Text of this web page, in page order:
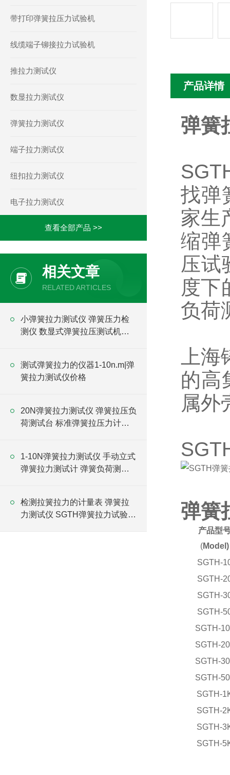
带打印弹簧拉压力试验机
线缆端子铆接拉力试验机
推拉力测试仪
数显拉力测试仪
弹簧拉力测试仪
端子拉力测试仪
纽扣拉力测试仪
电子拉力测试仪
查看全部产品 >>
相关文章
RELATED ARTICLES
小弹簧拉力测试仪 弹簧压力检
测仪 数显式弹簧拉压测试机价
测试弹簧拉力的仪器1-10n.m|弹
簧拉力测试仪价格
20N弹簧拉力测试仪 弹簧拉压负
荷测试台 标准弹簧拉压力计厂
1-10N弹簧拉力测试仪 手动立式
弹簧拉力测试计 弹簧负荷测力
检测拉簧拉力的计量表 弹簧拉
力测试仪 SGTH弹簧拉力试验仪
产品详情
弹簧
找弹
家生
缩弹
压试
度下
负荷
上
的高
属外
弹簧
产品型
(Model)
SGTH-
SGTH-
SGTH-
SGTH-
SGTH-
SGTH-
SGTH-
SGTH-
SGTH-
SGTH-
SGTH-
SGTH-